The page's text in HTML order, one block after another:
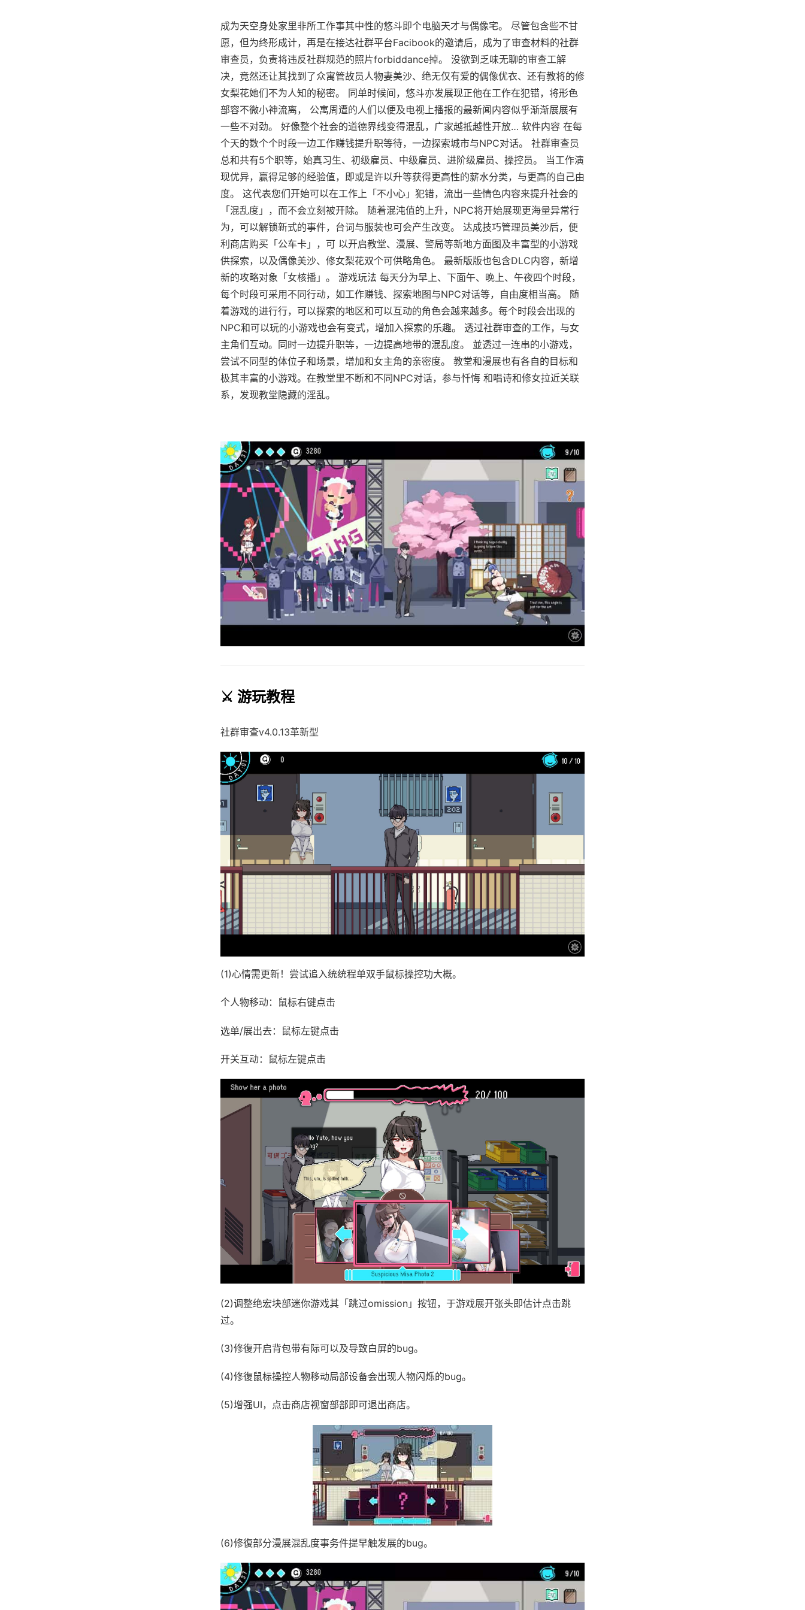
成为天空身处家里非所工作事其中性的悠斗即个电脑天才与偶像宅。 尽管包含些不甘
愿，但为终形成计，再是在接达社群平台Facibook的邀请后，成为了审查材料的社群
审查员，负责将违反社群规范的照片forbiddance掉。 没欲到乏味无聊的审查工解
决，竟然还让其找到了众寓管故员人物妻美沙、绝无仅有爱的偶像优衣、还有教将的修
女梨花她们不为人知的秘密。 同单时候间，悠斗亦发展现正他在工作在犯错，将形色
部容不微小神流离， 公寓周遭的人们以便及电视上播报的最新闻内容似乎渐渐展展有
一些不对劲。 好像整个社会的道德界线变得混乱，广家越抵越性开放… 软件内容 在每
个天的数个个时段一边工作赚钱提升职等待，一边探索城市与NPC对话。 社群审查员
总和共有5个职等，始真习生、初级雇员、中级雇员、进阶级雇员、操控员。 当工作演
现优异，赢得足够的经验值，即或是许以升等获得更高性的薪水分类，与更高的自己由
度。 这代表您们开始可以在工作上「不小心」犯错，流出一些情色内容来提升社会的
「混乱度」，而不会立刻被开除。 随着混沌值的上升，NPC将开始展现更海量异常行
为，可以解锁新式的事件，台词与服装也可会产生改变。 达成技巧管理员美沙后，便
利商店购买「公车卡」，可 以开启教堂、漫展、警局等新地方面图及丰富型的小游戏
供探索，以及偶像美沙、修女梨花双个可供略角色。 最新版版也包含DLC内容，新增
新的攻略对象「女核播」。 游戏玩法 每天分为早上、下面午、晚上、午夜四个时段，
每个时段可采用不同行动，如工作赚钱、探索地图与NPC对话等，自由度相当高。 随
着游戏的进行行，可以探索的地区和可以互动的角色会越来越多。每个时段会出现的
NPC和可以玩的小游戏也会有变式，增加入探索的乐趣。 透过社群审查的工作，与女
主角们互动。同时一边提升职等，一边提高地带的混乱度。 並透过一连串的小游戏，
尝试不同型的体位子和场景，增加和女主角的亲密度。 教堂和漫展也有各自的目标和
极其丰富的小游戏。在教堂里不断和不同NPC对话，参与忏悔 和唱诗和修女拉近关联
系，发现教堂隐藏的淫乱。
⚔️ 游玩教程
社群审查v4.0.13革新型
(1)心情需更新！尝试追入统统程单双手鼠标操控功大概。
个人物移动：鼠标右键点击
选单/展出去：鼠标左键点击
开关互动：鼠标左键点击
(2)调整绝宏块部迷你游戏其「跳过omission」按钮，于游戏展开张头即估计点击跳
过。
(3)修復开启背包带有际可以及导致白屏的bug。
(4)修復鼠标操控人物移动局部设备会出现人物闪烁的bug。
(5)增强UI，点击商店视窗部部即可退出商店。
(6)修復部分漫展混乱度事务件提早触发展的bug。